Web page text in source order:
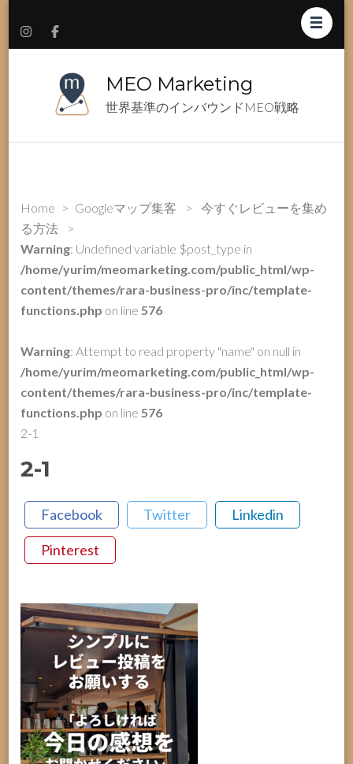
MEO Marketing
世界基準のインバウンドMEO戦略
Home > Googleマップ集客 >
今すぐレビューを集め
る方法
>
Warning: Undefined variable $post_type in
/home/yurim/meomarketing.com/public_html/wp-
content/themes/rara-business-pro/inc/template-
functions.php on line576
Warning: Attempt to read property "name" on null in
/home/yurim/meomarketing.com/public_html/wp-
content/themes/rara-business-pro/inc/template-
functions.php on line576
2-1
2-1
Facebook Twitter Linkedin
Pinterest